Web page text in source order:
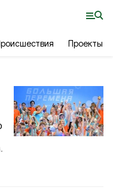
Проекты